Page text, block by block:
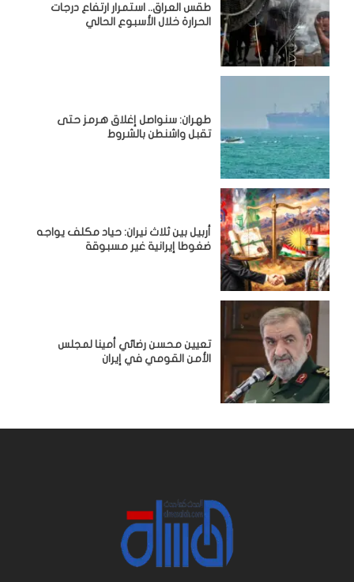
طقس العراق.. استمرار ارتفاع درجات
الحرارة خلال الأسبوع الحالي
طهران: سنواصل إغلاق هرمز حتى
تقبل واشنطن بالشروط
أربيل بين ثلاث نيران: حياد مكلف يواجه
ضغوطا إيرانية غير مسبوقة
تعيين محسن رضائي أمينا لمجلس
الأمن القومي في إيران